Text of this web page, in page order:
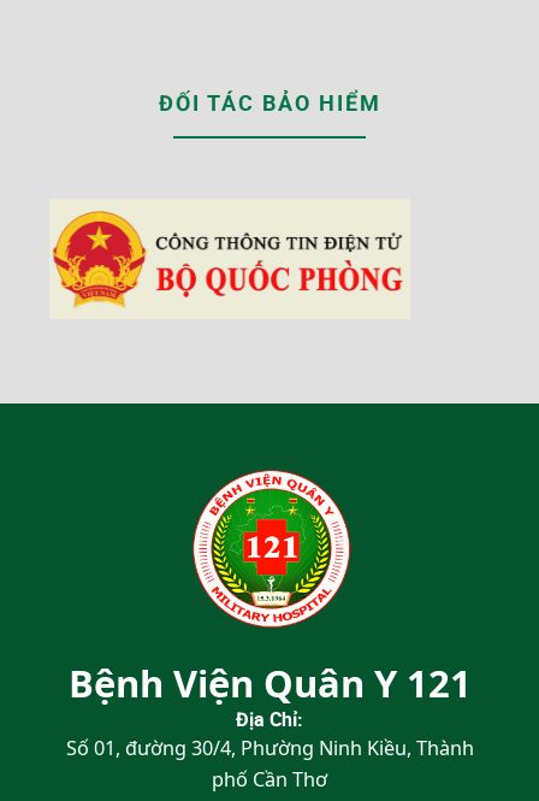
ĐỐI TÁC BẢO HIỂM
Bệnh Viện Quân Y 121
Địa Chỉ:
Số 01, đường 30/4, Phường Ninh Kiều, Thành
phố Cần Thơ